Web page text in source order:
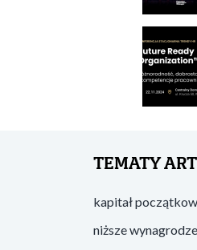
TEMATY
kapitał
niższe